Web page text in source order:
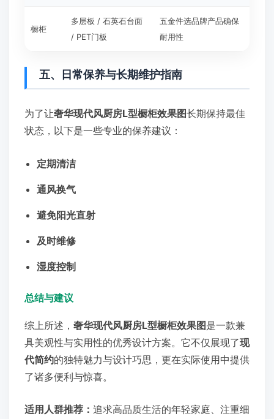
橱柜
多层板 / 石英石台面
/ PET门板
五金件选品牌产品确保
耐用性
五、日常保养与长期维护指南
为了让奢华现代风厨房L型橱柜效果图长期保持最佳
状态，以下是一些专业的保养建议：
定期清洁
通风换气
避免阳光直射
及时维修
湿度控制
总结与建议
综上所述， 奢华现代风厨房L型橱柜效果图是一款兼
具美观性与实用性的优秀设计方案。它不仅展现了现
代简约的独特魅力与设计巧思，更在实际使用中提供
了诸多便利与惊喜。
适用人群推荐： 追求高品质生活的年轻家庭、注重细